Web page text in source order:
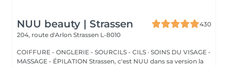
NUU beauty | Strassen
430
204, route d'Arlon Strassen L-8010
COIFFURE - ONGLERIE - SOURCILS - CILS · SOINS DU VISAGE -
MASSAGE - ÉPILATION Strassen, c'est NUU dans sa version la